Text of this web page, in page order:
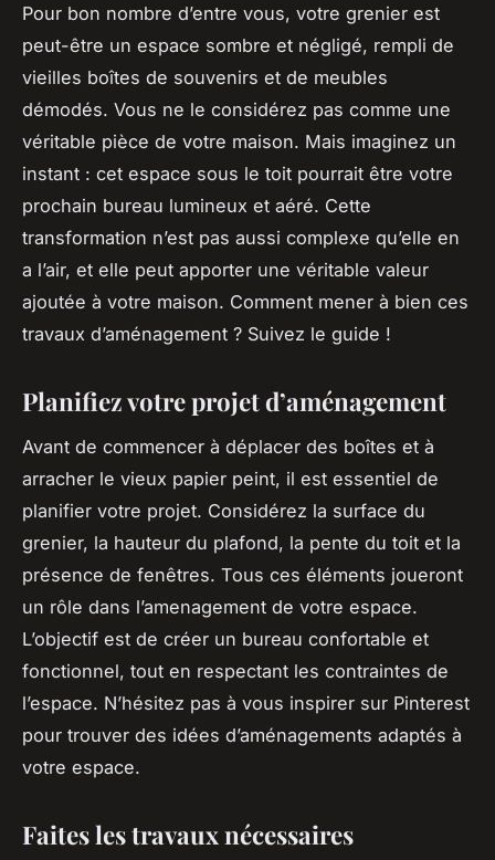
Pour bon nombre d’entre vous, votre grenier est
peut-être un espace sombre et négligé, rempli de
vieilles boîtes de souvenirs et de meubles
démodés. Vous ne le considérez pas comme une
véritable pièce de votre maison. Mais imaginez un
instant : cet espace sous le toit pourrait être votre
prochain bureau lumineux et aéré. Cette
transformation n’est pas aussi complexe qu’elle en
a l’air, et elle peut apporter une véritable valeur
ajoutée à votre maison. Comment mener à bien ces
travaux d’aménagement ? Suivez le guide !
Planifiez votre projet d’aménagement
Avant de commencer à déplacer des boîtes et à
arracher le vieux papier peint, il est essentiel de
planifier votre projet. Considérez la surface du
grenier, la hauteur du plafond, la pente du toit et la
présence de fenêtres. Tous ces éléments joueront
un rôle dans l’amenagement de votre espace.
L’objectif est de créer un bureau confortable et
fonctionnel, tout en respectant les contraintes de
l’espace. N’hésitez pas à vous inspirer sur Pinterest
pour trouver des idées d’aménagements adaptés à
votre espace.
Faites les travaux nécessaires